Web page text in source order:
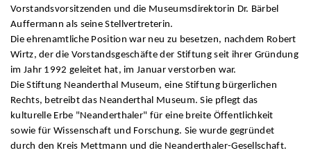
Vorstandsvorsitzenden und die Museumsdirektorin Dr. Bärbel
Auffermann als seine Stellvertreterin.
Die ehrenamtliche Position war neu zu besetzen, nachdem Robert
Wirtz, der die Vorstandsgeschäfte der Stiftung seit ihrer Gründung
im Jahr 1992 geleitet hat, im Januar verstorben war.
Die Stiftung Neanderthal Museum, eine Stiftung bürgerlichen
Rechts, betreibt das Neanderthal Museum. Sie pflegt das
kulturelle Erbe "Neanderthaler" für eine breite Öffentlichkeit
sowie für Wissenschaft und Forschung. Sie wurde gegründet
durch den Kreis Mettmann und die Neanderthaler-Gesellschaft.